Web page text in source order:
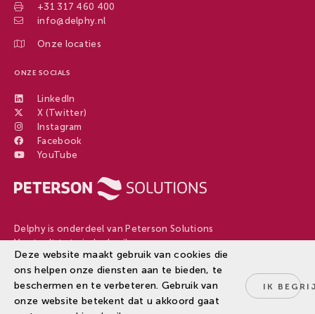
+31 317 460 400
info@delphy.nl
Onze locaties
ONZE SOCIALS
LinkedIn
X (Twitter)
Instagram
Facebook
YouTube
Delphy is onderdeel van Peterson Solutions
Van teelt tot eindgebruiker
© 2026 Delphy
Disclaimer
Privacy Policy
Deze website maakt gebruik van cookies die
ons helpen onze diensten aan te bieden, te
beschermen en te verbeteren. Gebruik van
onze website betekent dat u akkoord gaat
IK